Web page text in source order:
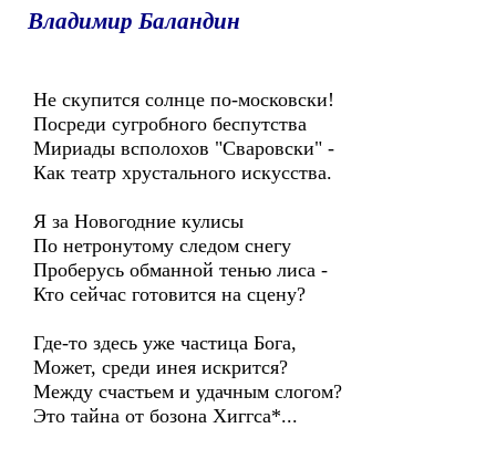
Владимир Баландин
Не скупится солнце по-московски!
Посреди сугробного беспутства
Мириады всполохов "Сваровски" -
Как театр хрустального искусства.
Я за Новогодние кулисы
По нетронутому следом снегу
Проберусь обманной тенью лиса -
Кто сейчас готовится на сцену?
Где-то здесь уже частица Бога,
Может, среди инея искрится?
Между счастьем и удачным слогом?
Это тайна от бозона Хиггса*...